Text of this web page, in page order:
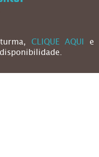
CLIQUE AQUI
e